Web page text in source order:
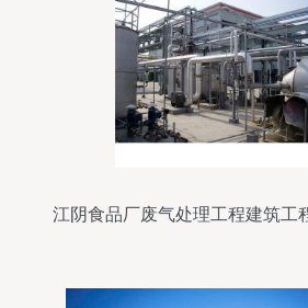
江阴食品厂废气处理工程建筑工